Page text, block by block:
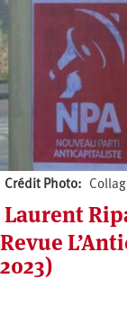
Crédit Photo
Laurent
Revue
2023)